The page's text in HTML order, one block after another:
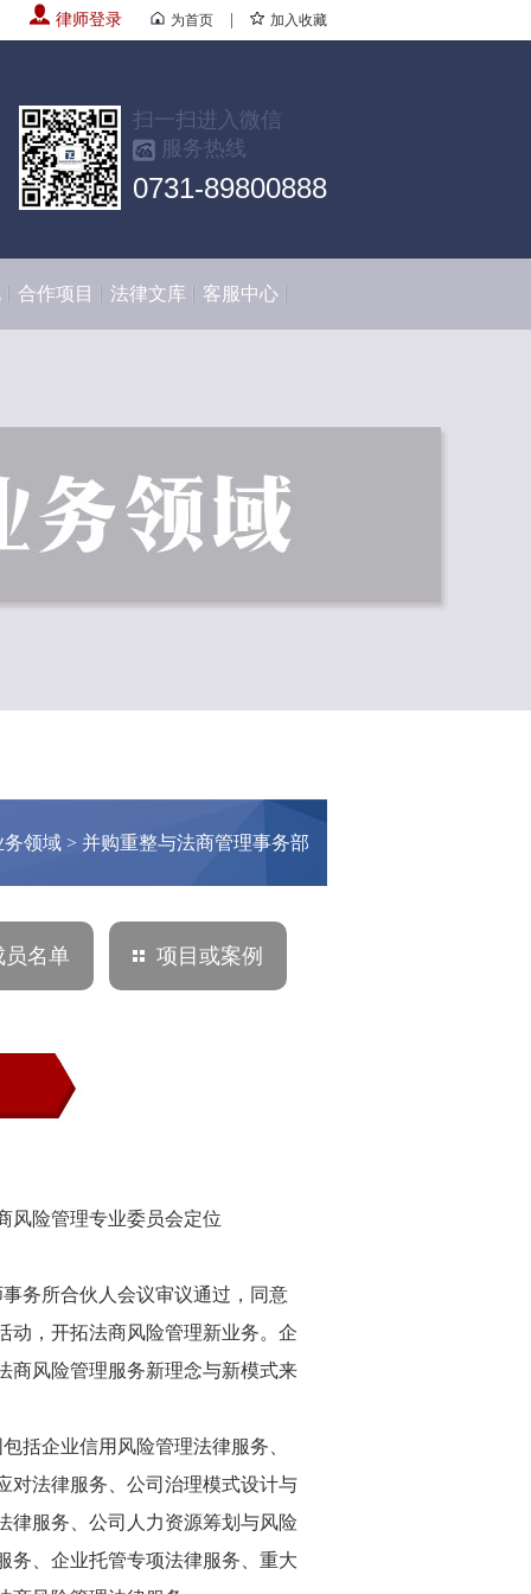
律师登录 为首页 加入收藏
扫一扫进入微信
服务热线
0731-89800888
合作项目 法律文库 客服中心
务领域 > 并购重整与法商管理事务部
员名单 项目或案例
风险管理专业委员会定位
务所合伙人会议审议通过，同意
动，开拓法商风险管理新业务。企
商风险管理服务新理念与新模式来
括企业信用风险管理法律服务、
对法律服务、公司治理模式设计与
律服务、公司人力资源筹划与风险
务、企业托管专项法律服务、重大